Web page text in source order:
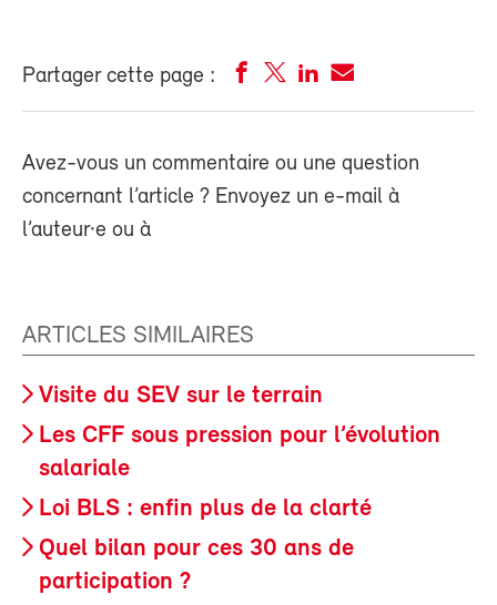
Partager cette page :
Avez-vous un commentaire ou une question
concernant l’article ? Envoyez un e-mail à
l’auteur·e ou à
ARTICLES SIMILAIRES
Visite du SEV sur le terrain
Les CFF sous pression pour l’évolution
salariale
Loi BLS : enfin plus de la clarté
Quel bilan pour ces 30 ans de
participation ?